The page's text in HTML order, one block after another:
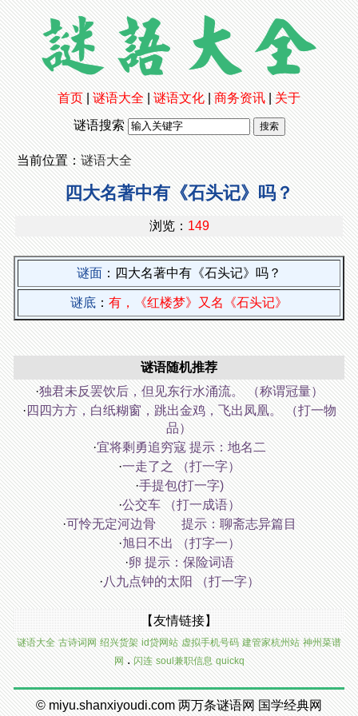
首页 谜语大全 谜语文化 商务资讯
关于
谜语搜索
当前位置： 谜语大全
四大名著中有《石头记》吗？
浏览： 149
谜面 ：四大名著中有《石头记》吗？
谜底 ： 有，《红楼梦》又名《石头记》
谜语随机推荐
·独君未反罢饮后，但见东行水涌流。 （称谓冠量）
· 四四方方，白纸糊窗，跳出金鸡，飞出凤凰。 （打一物
品）
·宜将剩勇追穷寇 提示：地名二
·一走了之 （打一字）
·手提包(打一字)
·公交车 （打一成语）
·可怜无定河边骨 提示：聊斋志异篇目
·旭日不出 （打字一）
·卵 提示：保险词语
·八九点钟的太阳 （打一字）
【友情链接】
谜语大全 古诗词网 绍兴货架 id贷网站 虚拟手机号码 建管家杭州站 神州菜谱
网 . 闪连 soul兼职信息 quickq
© miyu.shanxiyoudi.com 两万条谜语网 国学经典网